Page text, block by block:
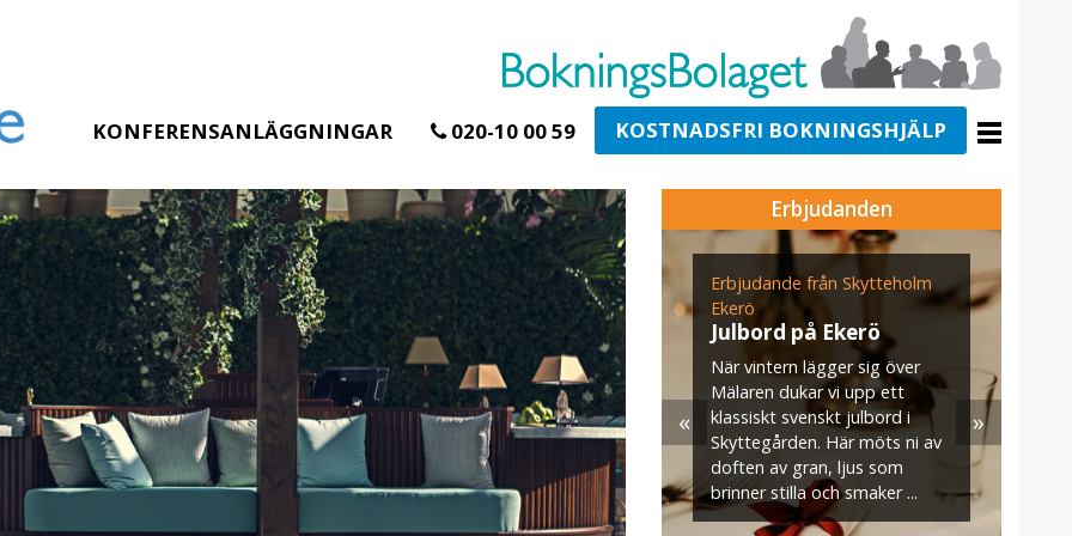
KONFERENSANLÄGGNINGAR 020-10 00 59 KOSTNADSFRI BOKNINGSHJÄLP
Erbjudanden
Erbjudande från Åhus Seaside
SPA & Konferens
Åhus Seaside Take
Over erbjudande
Ta över ett helt hotell. På
stranden i Åhus. För grupper
erbjuder vi en full abonnering
av Åhus Seaside SPA &
Konferens. Under er vistelse är
hela hotellet ert ...
Erbjudande från Gråbogården
Hela Gråbogården för
teamet – glamping i
skogen ingår
Samla teamet för två
konferensdagar med
övernattning i privat sjö- och
skogsmiljö, endast 30–35
minuter från Göteborg. När ni
bokar vårt konferenspaket
Erbjudande från Skytteholm
Ekerö
Julbord på Ekerö
När vintern lägger sig över
Mälaren dukar vi upp ett
klassiskt svenskt julbord i
Skyttegården. Här möts ni av
doften av gran, ljus som
brinner stilla och smaker ...
« »